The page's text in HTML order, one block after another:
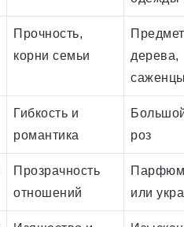
Прочность,
корни семьи
дерева,
Гибкость и
романтика
роз
Прозрачность
отношений
или